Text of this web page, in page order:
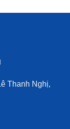
Thanh Nghị,